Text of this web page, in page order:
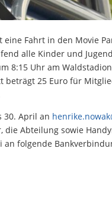
eine Fahrt in den Movie
alle Kinder und
8:15 Uhr am
beträgt 25 Euro für
30. April an
Abteilung sowie
an folgende